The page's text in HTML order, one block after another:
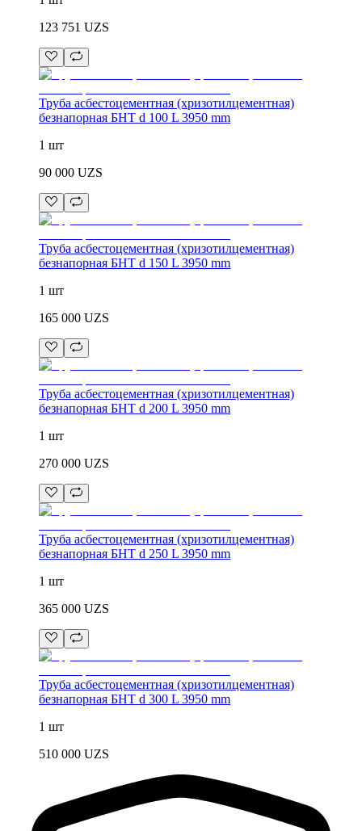
123 751 UZS
Труба асбестоцементная (хризотилцементная)
безнапорная БНТ d 100 L 3950 mm
1 шт
90 000 UZS
Труба асбестоцементная (хризотилцементная)
безнапорная БНТ d 150 L 3950 mm
1 шт
165 000 UZS
Труба асбестоцементная (хризотилцементная)
безнапорная БНТ d 200 L 3950 mm
1 шт
270 000 UZS
Труба асбестоцементная (хризотилцементная)
безнапорная БНТ d 250 L 3950 mm
1 шт
365 000 UZS
Труба асбестоцементная (хризотилцементная)
безнапорная БНТ d 300 L 3950 mm
1 шт
510 000 UZS